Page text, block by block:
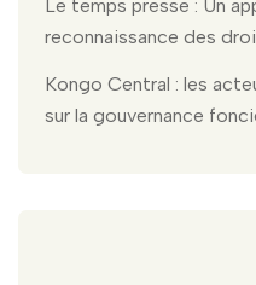
Le temps presse : Un
reconnaissance des
Kongo Central : les
sur la gouvernance